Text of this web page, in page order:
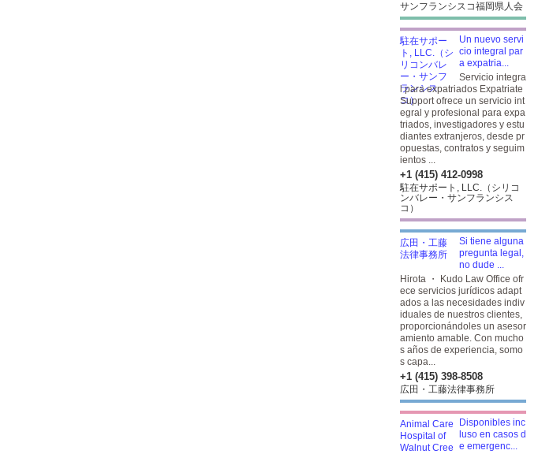
サンフランシスコ福岡県人会
Un nuevo servi
cio integral par
a expatria...
Servicio integra
l para expatriados Expatriate
Support ofrece un servicio int
egral y profesional para expa
triados, investigadores y estu
diantes extranjeros, desde pr
opuestas, contratos y seguim
ientos ...
+1 (415) 412-0998
駐在サポート, LLC.（シリコ
ンバレー・サンフランシス
コ）
Si tiene alguna
pregunta legal,
no dude ...
Hirota ・ Kudo Law Office ofr
ece servicios jurídicos adapt
ados a las necesidades indiv
iduales de nuestros clientes,
proporcionándoles un asesor
amiento amable. Con mucho
s años de experiencia, somo
s capa...
+1 (415) 398-8508
広田・工藤法律事務所
Disponibles inc
luso en casos d
e emergenc...